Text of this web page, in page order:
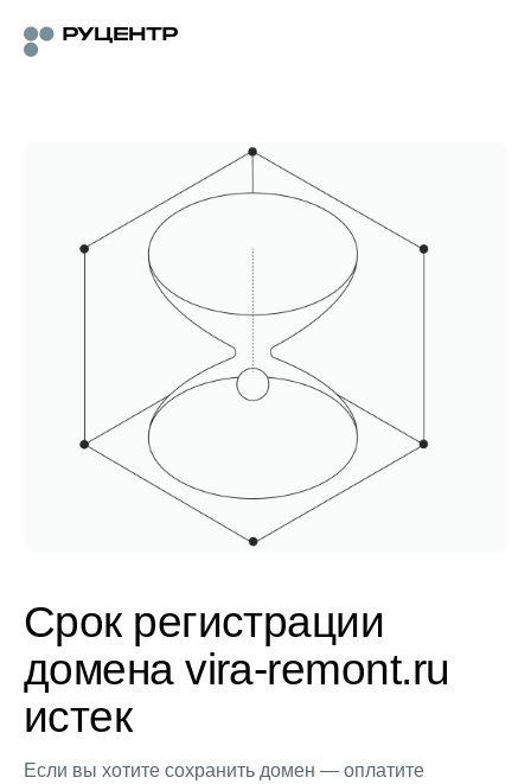
Срок регистрации
домена vira-remont.ru
истек
Если вы хотите сохранить домен — оплатите